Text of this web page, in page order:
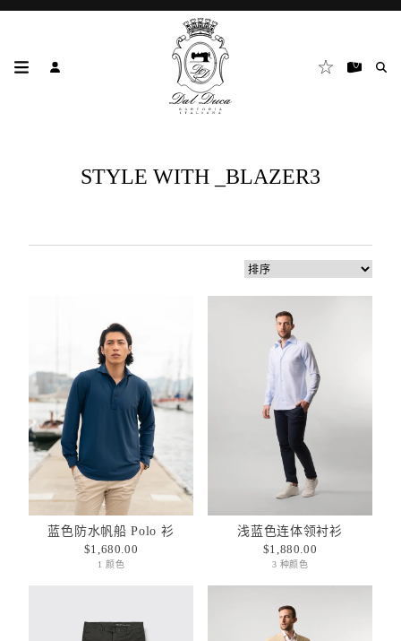
STYLE WITH _BLAZER3
蓝色防水帆船 Polo 衫
$1,680.00
1 颜色
浅蓝色连体领衬衫
$1,880.00
3 种颜色